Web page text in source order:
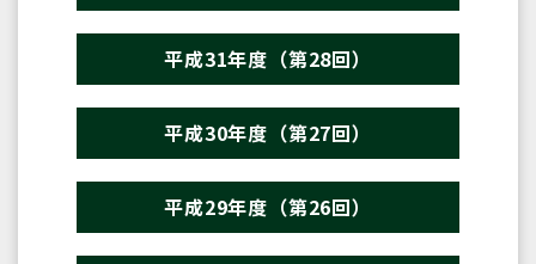
平成31年度（第28回）
平成30年度（第27回）
平成29年度（第26回）